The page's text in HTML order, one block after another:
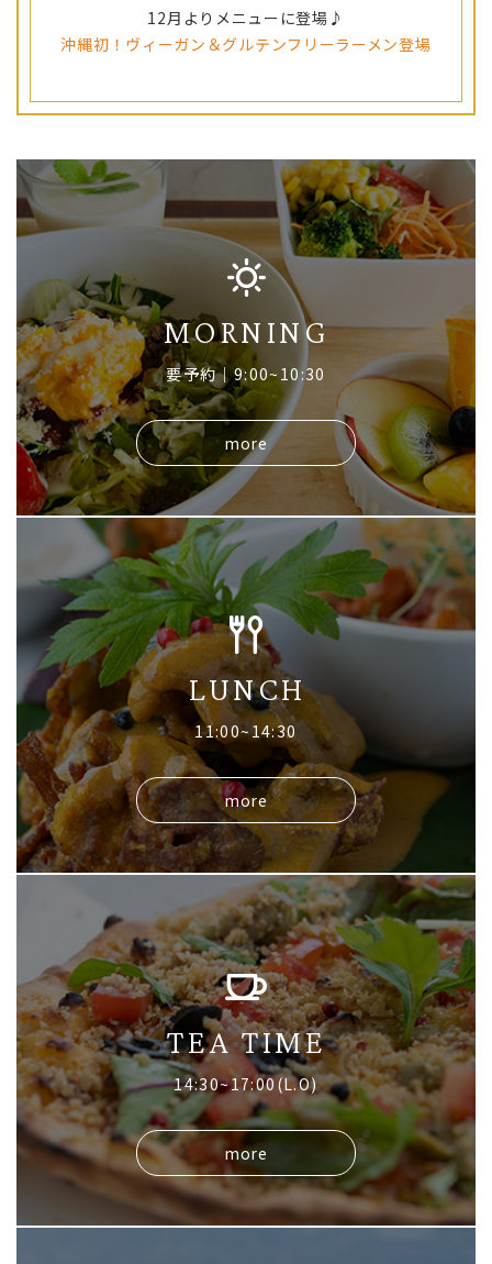
12月よりメニューに登場♪
沖縄初！ヴィーガン＆グルテンフリーラーメン登場
MORNING
要予約｜9:00~10:30
more
LUNCH
11:00~14:30
more
TEA TIME
14:30~17:00(L.O)
more